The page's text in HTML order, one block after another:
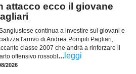
attacco ecco il giovane
continua a investire sui giovani e
l'arrivo di Andrea Pompili Pagliari,
classe 2007 che andrà a rinforzare il
offensivo rossobl ... leggi
2026